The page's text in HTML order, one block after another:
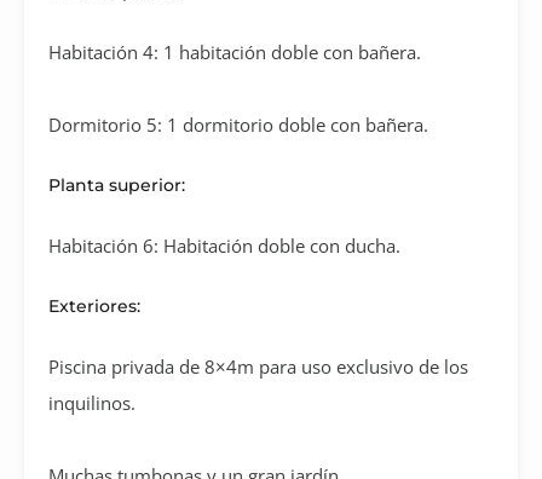
Habitación 4: 1 habitación doble con bañera.
Dormitorio 5: 1 dormitorio doble con bañera.
Planta superior:
Habitación 6: Habitación doble con ducha.
Exteriores:
Piscina privada de 8×4m para uso exclusivo de los
inquilinos.